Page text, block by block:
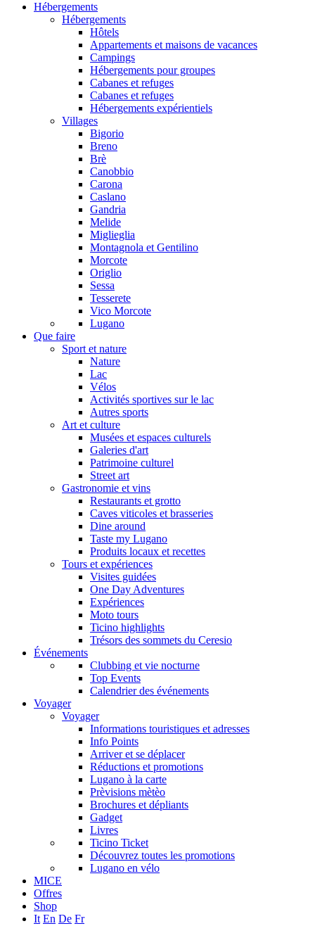
Hébergements
Hébergements
Hôtels
Appartements et maisons de vacances
Campings
Hébergements pour groupes
Cabanes et refuges
Cabanes et refuges
Hébergements expérientiels
Villages
Bigorio
Breno
Brè
Canobbio
Carona
Caslano
Gandria
Melide
Miglieglia
Montagnola et Gentilino
Morcote
Origlio
Sessa
Tesserete
Vico Morcote
Lugano
Que faire
Sport et nature
Nature
Lac
Vélos
Activités sportives sur le lac
Autres sports
Art et culture
Musées et espaces culturels
Galeries d'art
Patrimoine culturel
Street art
Gastronomie et vins
Restaurants et grotto
Caves viticoles et brasseries
Dine around
Taste my Lugano
Produits locaux et recettes
Tours et expériences
Visites guidées
One Day Adventures
Expériences
Moto tours
Ticino highlights
Trésors des sommets du Ceresio
Événements
Clubbing et vie nocturne
Top Events
Calendrier des événements
Voyager
Voyager
Informations touristiques et adresses
Info Points
Arriver et se déplacer
Réductions et promotions
Lugano à la carte
Prèvisions mètèo
Brochures et dépliants
Gadget
Livres
Ticino Ticket
Découvrez toutes les promotions
Lugano en vélo
MICE
Offres
Shop
It En De Fr